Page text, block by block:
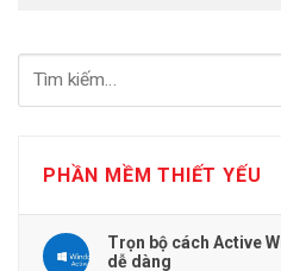
PHẦN MỀM THIẾT YẾU
Trọn bộ cách Active
dễ dàng